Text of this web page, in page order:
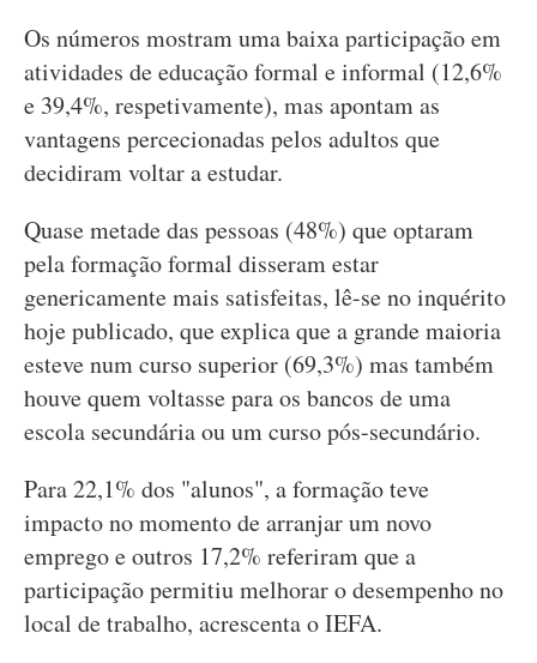
Os números mostram uma baixa participação em
atividades de educação formal e informal (12,6%
e 39,4%, respetivamente), mas apontam as
vantagens percecionadas pelos adultos que
decidiram voltar a estudar.
Quase metade das pessoas (48%) que optaram
pela formação formal disseram estar
genericamente mais satisfeitas, lê-se no inquérito
hoje publicado, que explica que a grande maioria
esteve num curso superior (69,3%) mas também
houve quem voltasse para os bancos de uma
escola secundária ou um curso pós-secundário.
Para 22,1% dos "alunos", a formação teve
impacto no momento de arranjar um novo
emprego e outros 17,2% referiram que a
participação permitiu melhorar o desempenho no
local de trabalho, acrescenta o IEFA.